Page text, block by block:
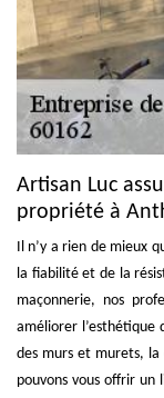
Artisan Luc
propriété à
Il n’y a rien de mieux
la fiabilité et de la
maçonnerie, nos
améliorer
des murs et murets, la
pouvons vous offrir